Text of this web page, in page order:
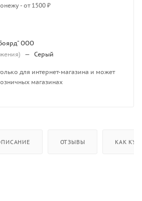
- от 1500 ₽
ООО
— Серый
для интернет-магазина и может
магазинах
ОТЗЫВЫ КАК